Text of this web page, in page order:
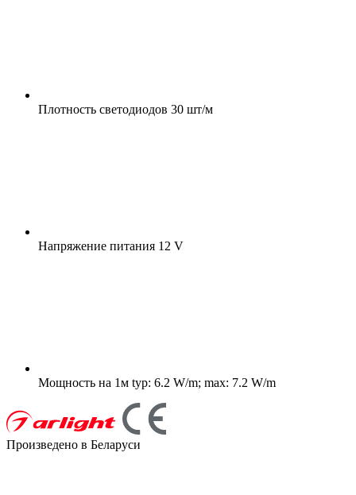
Плотность светодиодов 30 шт/м
Напряжение питания 12 V
Мощность на 1м typ: 6.2 W/m; max: 7.2 W/m
Произведено в Беларуси